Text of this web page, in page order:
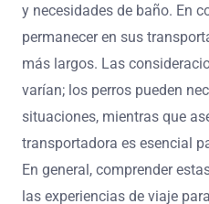
y necesidades de baño. En
permanecer en sus
más largos. Las
varían; los perros pueden
situaciones, mientras que
transportadora es esencial
En general, comprender
las experiencias de viaje